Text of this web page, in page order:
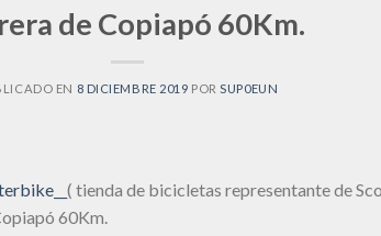
de Copiapó 60Km.
EN 8 DICIEMBRE 2019 POR SUP0EUN
( tienda de bicicletas representante de
60Km.